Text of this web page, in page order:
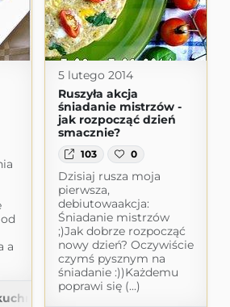
a
toskaniau
5 lutego 2014
Ruszyła akcja
śniadanie mistrzów -
jak rozpocząć dzień
smacznie?
103 0
Dzisiaj rusza moja
pierwsza,
debiutowaakcja:
Śniadanie mistrzów
;)Jak dobrze rozpocząć
nowy dzień? Oczywiście
czymś pysznym na
śniadanie :))Każdemu
poprawi się (...)